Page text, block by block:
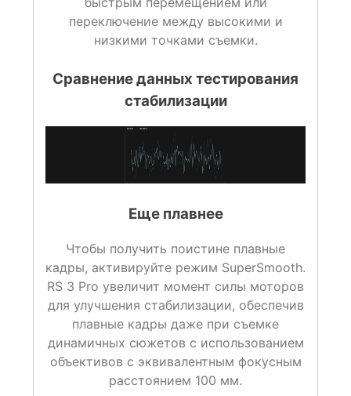
переключение между высокими и
низкими точками съемки.
Сравнение данных тестирования
cтабилизации
Еще плавнее
Чтобы получить поистине плавные
кадры, активируйте режим SuperSmooth.
RS 3 Pro увеличит момент силы моторов
для улучшения стабилизации, обеспечив
плавные кадры даже при съемке
динамичных сюжетов с использованием
объективов с эквивалентным фокусным
расстоянием 100 мм.